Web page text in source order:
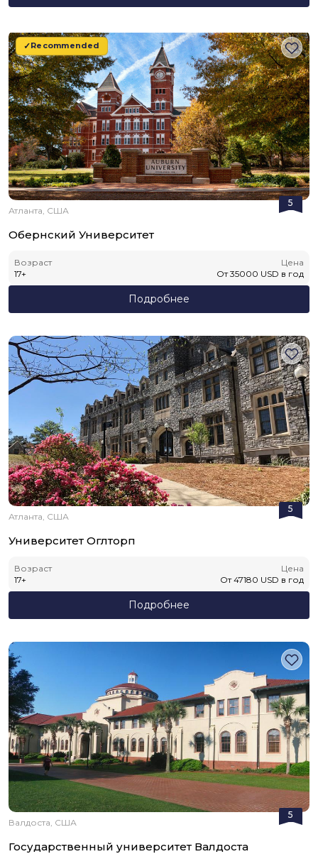
Recommended
5
Атланта, США
Обернский Университет
Возраст
17+
Цена
От 35000 USD в год
Подробнее
5
Атланта, США
Университет Оглторп
Возраст
17+
Цена
От 47180 USD в год
Подробнее
5
Валдоста, США
Государственный университет Валдоста